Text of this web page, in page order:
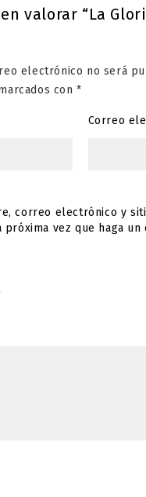
valorar “La
electrónico no será
con*
Correo
correo electrónico y
próxima vez que haga un